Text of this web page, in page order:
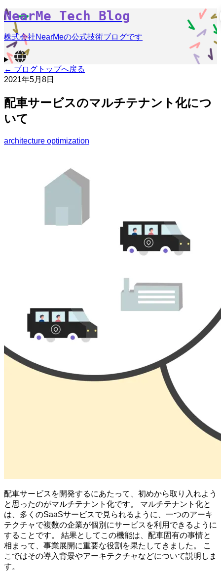
NearMe Tech Blog
株式会社NearMeの公式技術ブログです
← ブログトップへ戻る
2021年5月8日
配車サービスのマルチテナント化につ
いて
architecture optimization
配車サービスを開発するにあたって、初めから取り入れよう
と思ったのがマルチテナント化です。 マルチテナント化と
は、多くのSaaSサービスで見られるように、一つのアーキ
テクチャで複数の企業が個別にサービスを利用できるように
することです。 結果としてこの機能は、配車固有の事情と
相まって、事業展開に重要な役割を果たしてきました。 こ
こではその導入背景やアーキテクチャなどについて説明しま
す。